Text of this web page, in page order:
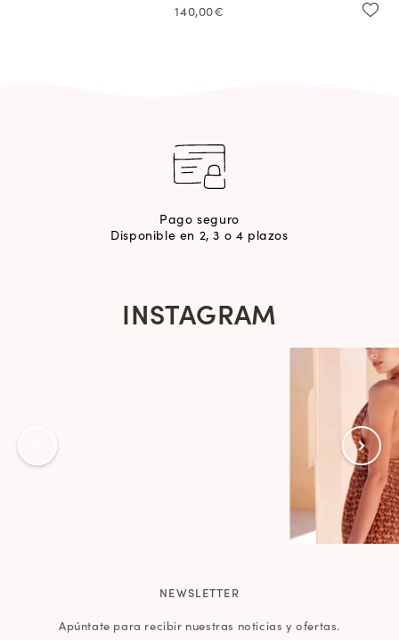
140,00€
Pago seguro
Disponible en 2, 3 o 4 plazos
INSTAGRAM
NEWSLETTER
Apúntate para recibir nuestras noticias y ofertas.